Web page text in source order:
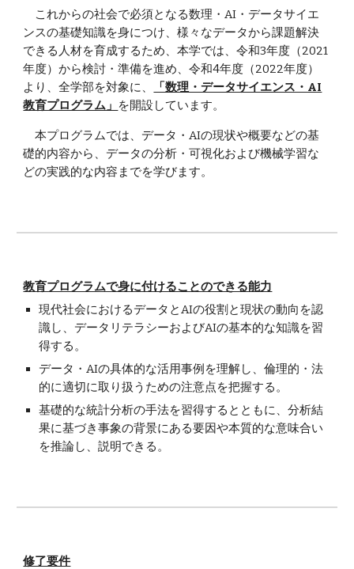
これからの社会で必須となる数理・AI・データサイエ
ンスの基礎知識を身につけ、様々なデータから課題解決
できる人材を育成するため、本学では、令和3年度（2021
年度）から検討・準備を進め、令和4年度（2022年度）
より、全学部を対象に、
「数理・データサイエンス・AI
教育プログラム」 を開設しています。
本プログラムでは、データ・AIの現状や概要などの基
礎的内容から、データの分析・可視化および機械学習な
どの実践的な内容までを学びます。
教育プログラムで⾝に付けることのできる能⼒
現代社会におけるデータとAIの役割と現状の動向を認
識し、データリテラシーおよびAIの基本的な知識を習
得する。
データ・AIの具体的な活用事例を理解し、倫理的・法
的に適切に取り扱うための注意点を把握する。
基礎的な統計分析の手法を習得するとともに、分析結
果に基づき事象の背景にある要因や本質的な意味合い
を推論し、説明できる。
修了要件